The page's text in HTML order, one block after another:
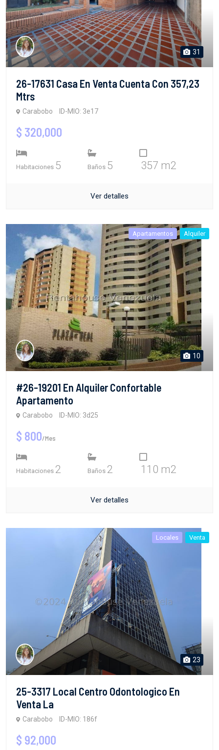
31
26-17631 Casa En Venta Cuenta Con 357,23
Mtrs
Carabobo ID-MIO: 3e17
$ 320,000
Habitaciones 5 Baños 5 357 m2
Ver detalles
Apartamentos Alquiler
10
#26-19201 En Alquiler Confortable
Apartamento
Carabobo ID-MIO: 3d25
$ 800/Mes
Habitaciones 2 Baños 2 110 m2
Ver detalles
Locales Venta
23
25-3317 Local Centro Odontologico En
Venta La
Carabobo ID-MIO: 186f
$ 92,000